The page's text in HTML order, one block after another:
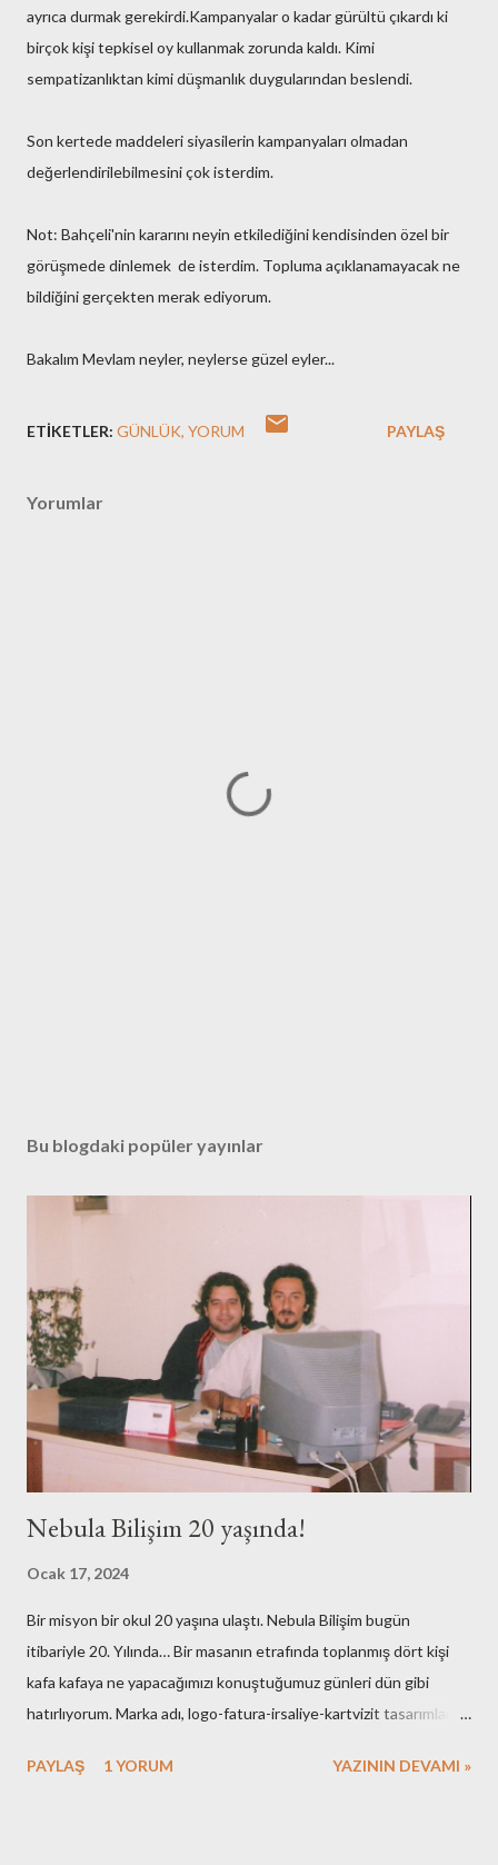
ayrıca durmak gerekirdi.Kampanyalar o kadar gürültü çıkardı ki
birçok kişi tepkisel oy kullanmak zorunda kaldı. Kimi
sempatizanlıktan kimi düşmanlık duygularından beslendi.
Son kertede maddeleri siyasilerin kampanyaları olmadan
değerlendirilebilmesini çok isterdim.
Not: Bahçeli'nin kararını neyin etkilediğini kendisinden özel bir
görüşmede dinlemek de isterdim. Topluma açıklanamayacak ne
bildiğini gerçekten merak ediyorum.
Bakalım Mevlam neyler, neylerse güzel eyler...
ETIKETLER: GÜNLÜK YORUM PAYLAŞ
Yorumlar
Bu blogdaki popüler yayınlar
Nebula Bilişim 20 yaşında!
Ocak 17, 2024
Bir misyon bir okul 20 yaşına ulaştı. Nebula Bilişim bugün
itibariyle 20. Yılında… Bir masanın etrafında toplanmış dört kişi
kafa kafaya ne yapacağımızı konuştuğumuz günleri dün gibi
hatırlıyorum. Marka adı, logo-fatura-irsaliye-kartvizit tasarımları,
gerekli resmi hazırlıklar. Neredeyse tüm işlemleri kendimiz yaptık.
PAYLAŞ 1 YORUM YAZININ DEVAMI »